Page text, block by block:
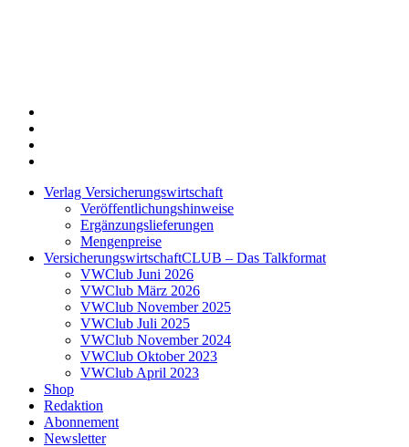
Verlag Versicherungswirtschaft
Veröffentlichungshinweise
Ergänzungslieferungen
Mengenpreise
VersicherungswirtschaftCLUB – Das Talkformat
VWClub Juni 2026
VWClub März 2026
VWClub November 2025
VWClub Juli 2025
VWClub November 2024
VWClub Oktober 2023
VWClub April 2023
Shop
Redaktion
Abonnement
Newsletter